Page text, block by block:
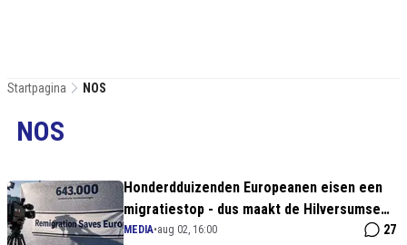
Startpagina NOS
NOS
Honderdduizenden Europeanen eisen een
migratiestop - dus maakt de Hilversumse
staatsomroep er een Poetin-complot van
MEDIA•aug 02, 16:00 27